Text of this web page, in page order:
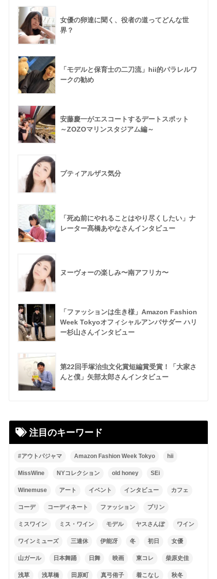
女優の卵達に聞く、役者の道ってどんな世
界？
「モデルと保育士の二刀流」hii的パラレルワ
ークの勧め
安藤慶一がエスコートするデートスポット
～ZOZOマリンスタジアム編～
プティアルザス気分
「死ぬ前にやれることはやり尽くしたい」ナ
レーター髙橋あやなさんインタビュー
ヌーヴォーの楽しみ〜南アフリカ〜
「ファッションは生き様」Amazon Fashion
Week Tokyoオフィシャルアンバサダー ハリ
ー杉山さんインタビュー
第22回手塚治虫文化賞短編賞受賞！「大家さ
んと僕」矢部太郎さんインタビュー
注目のキーワード
#アウトパジャマ Amazon Fashion Week Tokyo hii
MissWine NYコレクション old honey SEi
Winemuse アート イベント インタビュー カフェ
コーデ コーディネート ファッション プリン
ミスワイン ミス・ワイン モデル ヤスさんぽ ワイン
ワインミューズ 三連休 伊能冴 冬 初日 女優
山ガール 日本舞踊 日舞 映画 東コレ 柴原史佳
浅草 浅草橋 田原町 真弓侑子 着こなし 秋冬